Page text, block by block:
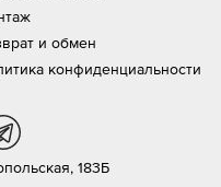
и обмен
конфиденциальности
183Б